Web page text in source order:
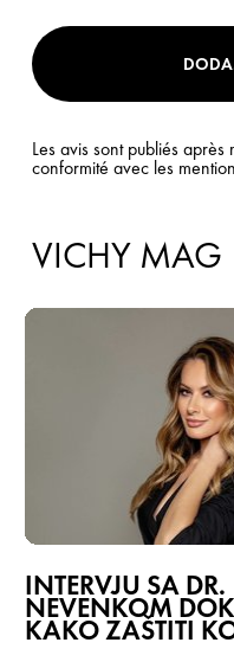
Les avis sont publiés
conformité avec les
VICHY MAG
INTERVJU SA DR.
NEVENKOM
KAKO ZAŠTITI